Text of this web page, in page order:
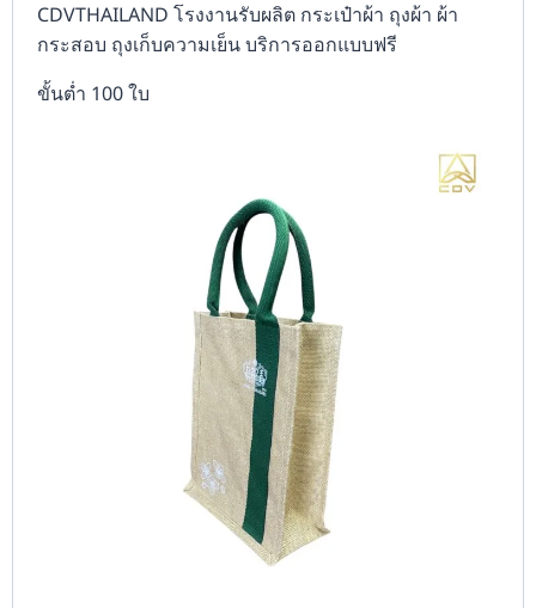
CDVTHAILAND โรงงานรับผลิต กระเป๋าผ้า ถุงผ้า ผ้า
กระสอบ ถุงเก็บความเย็น บริการออกแบบฟรี
ขั้นต่ำ 100 ใบ